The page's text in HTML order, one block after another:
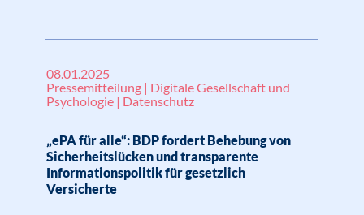
08.01.2025
Pressemitteilung | Digitale Gesellschaft und
Psychologie | Datenschutz
„ePA für alle“: BDP fordert Behebung von
Sicherheitslücken und transparente
Informationspolitik für gesetzlich
Versicherte